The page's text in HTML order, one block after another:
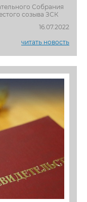
Собрания
созыва ЗСК
16.07.2022
читать новость